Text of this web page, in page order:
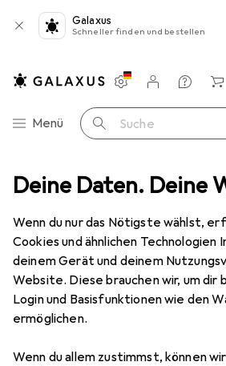
Deine Daten. Deine
Wenn du nur das Nötigste wählst,
Cookies und ähnlichen Technologien
deinem Gerät und deinem
Website. Diese brauchen wir, um dir
Login und Basisfunktionen wie den
ermöglichen.
Wenn du allem zustimmst, können
Galaxus
Schneller finden und bestellen
Navigation nach Kategorien
Menü Suche
Einstellungen
Kundenkonto
Vergleichslisten
Merklisten
Warenkorb
Reptil Terrariumeinrichtung
2 Bilder
Zoo MedEco Earth
EUR
15,90